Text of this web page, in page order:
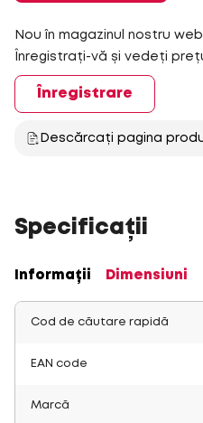
Nou în magazinul nostru
Înregistrați-vă și vedeți
Înregistrare
Descărcați pagina
Specificații
Informații Dimensiuni
Cod de căutare rapidă
EAN code
Marcă